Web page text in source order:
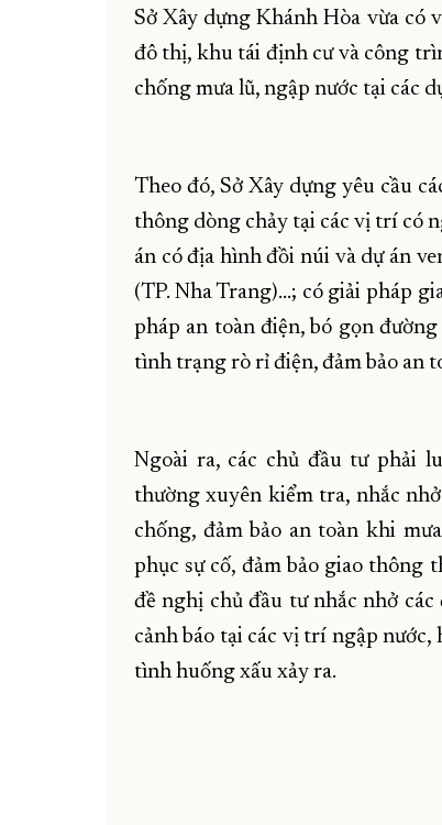
Sở Xây dựng Khánh Hòa vừa có
đô thị, khu tái định cư và công
chống mưa lũ, ngập nước tại các
Theo đó, Sở Xây dựng yêu cầu
thông dòng chảy tại các vị trí có
án có địa hình đồi núi và dự án
(TP. Nha Trang)…; có giải pháp
pháp an toàn điện, bó gọn
tình trạng rò rỉ điện, đảm bảo an
Ngoài ra, các chủ đầu tư phải
thường xuyên kiểm tra, nhắc
chống, đảm bảo an toàn khi
phục sự cố, đảm bảo giao thông
đề nghị chủ đầu tư nhắc nhở
cảnh báo tại các vị trí ngập nước,
tình huống xấu xảy ra.